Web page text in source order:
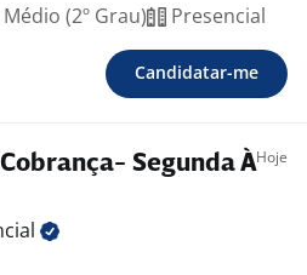
(2º Grau) Presencial
Candidatar-me
Segunda ÀHoje